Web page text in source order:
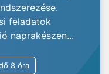
feladatok
naprakészen...
8 óra